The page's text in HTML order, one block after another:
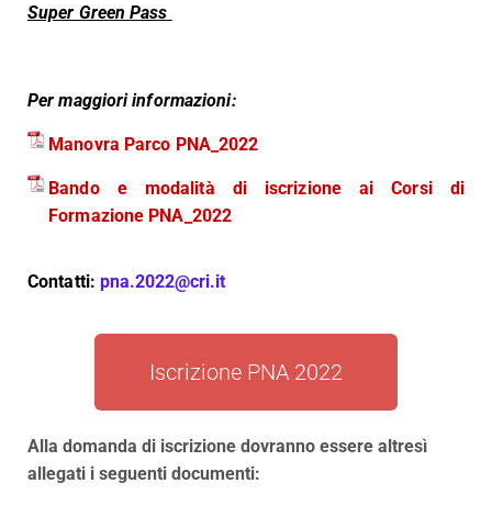
Super Green Pass
Per maggiori informazioni:
Manovra Parco PNA_2022
Bando e modalità di iscrizione ai Corsi di
Formazione PNA_2022
Contatti: pna.2022@cri.it
Iscrizione PNA 2022
Alla domanda di iscrizione dovranno essere altresì
allegati i seguenti documenti: